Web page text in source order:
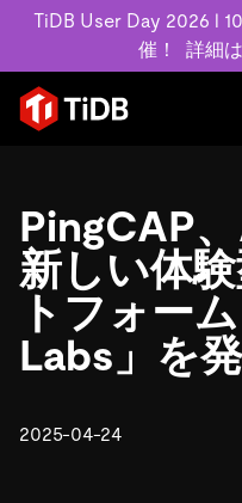
TiDB User Day 2026 l
催！
詳細
プロダクト
MySQL互換の分散デー
ラビリティを備え大規模
ます。
詳細はこちら
TiDB Cloud
ユースケース
事例記事
お客様事例やユーザーに
ています。
リソース
学習コンテンツ
アーカイブ動画
PingCAP
新しい体
トフォー
Labs」を
2025-04-24